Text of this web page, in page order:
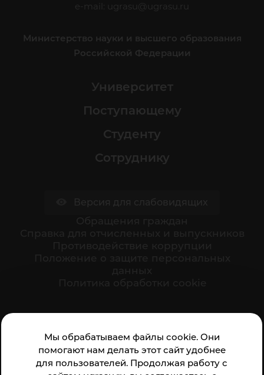
Мы обрабатываем файлы cookie. Они
помогают нам делать этот сайт удобнее
для пользователей. Продолжая работу с
e-mail:
ugrasu@ugrasu.ru
Министерство науки и высшего образования
Российской Федерации
Университет
Поступающему
Студенту
Сотруднику
организации: